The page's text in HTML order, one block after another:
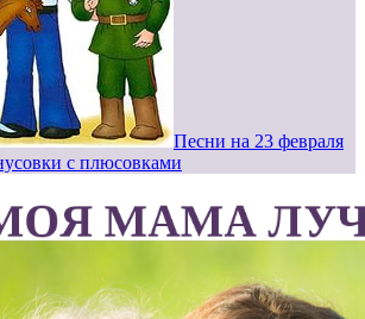
Песни на 23 февраля
с плюсовками